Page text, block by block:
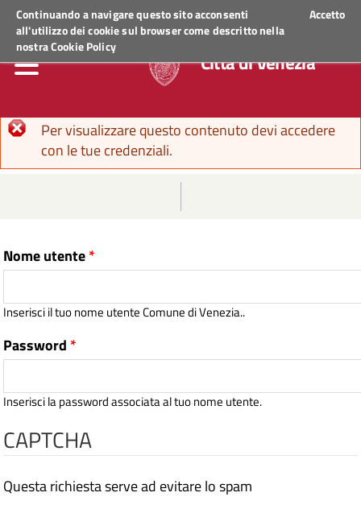
Continuando a navigare questo sito acconsenti
all'utilizzo dei cookie sul browser come descritto nella
nostraCookie Policy
Accetto
Regione Veneto ACCEDI AI SERVIZI
Città di Venezia
Messaggio di errore
Per visualizzare questo contenuto devi accedere
con le tue credenziali.
Nome utente*
Inserisci il tuo nome utente Comune di Venezia..
Password *
Inserisci la password associata al tuo nome utente.
CAPTCHA
Questa richiesta serve ad evitare lo spam